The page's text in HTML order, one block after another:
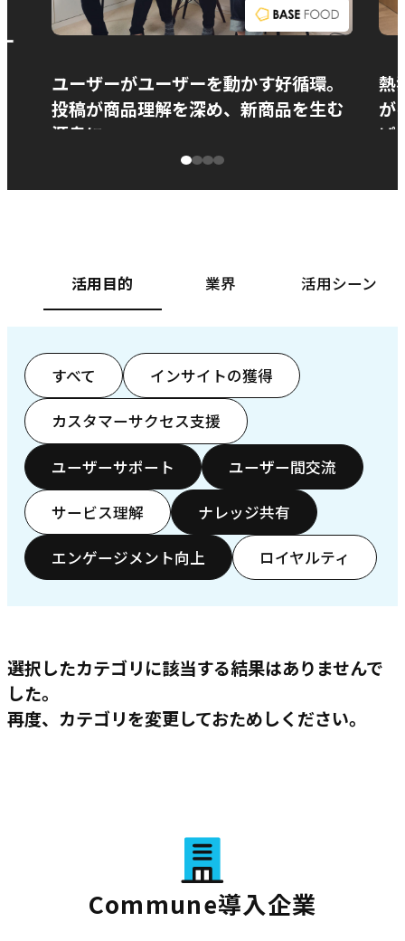
ユーザーがユーザーを動かす好循環。
投稿が商品理解を深め、新商品を生む
源泉に
熱
が
ぱ
活用目的 業界 活用シーン
すべて インサイトの獲得
カスタマーサクセス支援
ユーザーサポート ユーザー間交流
サービス理解 ナレッジ共有
エンゲージメント向上 ロイヤルティ
選択したカテゴリに該当する結果はありませんで
した。
再度、カテゴリを変更しておためしください。
Commune導入企業